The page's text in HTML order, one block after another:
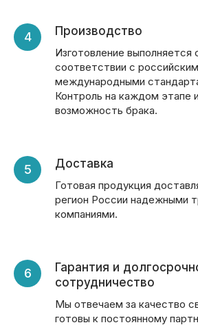
Производство
Изготовление выполняется
соответствии с
международными
Контроль на каждом этапе
возможность брака.
Доставка
Готовая продукция
регион России надежными
компаниями.
Гарантия и
сотрудничество
Мы отвечаем за качество
готовы к постоянному